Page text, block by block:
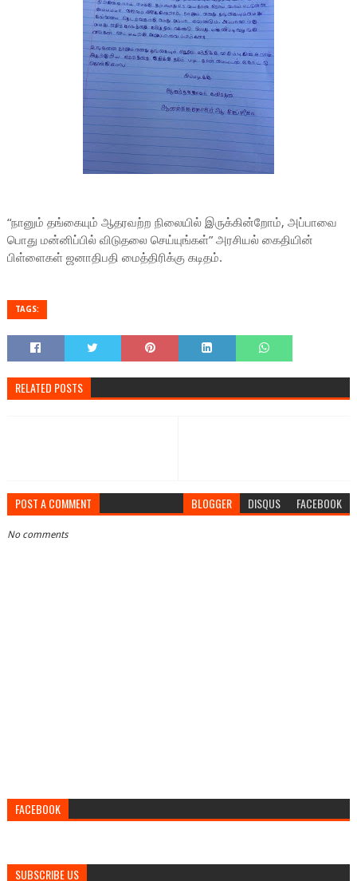
“நானும் தங்கையும் ஆதரவற்ற நிலையில் இருக்கின்றோம், அப்பாவை
பொது மன்னிப்பில் விடுதலை செய்யுங்கள்” அரசியல் கைதியின்
பிள்ளைகள் ஜனாதிபதி மைத்திரிக்கு கடிதம்.
TAGS:
RELATED POSTS
POST A COMMENT BLOGGER DISQUS FACEBOOK
No comments
FACEBOOK
SUBSCRIBE US